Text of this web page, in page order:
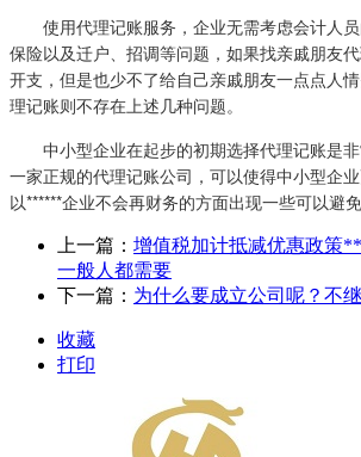
使用代理记账服务，企业无需考虑会计人
保险以及迁户、招调等问题，如果找亲戚朋友
开支，但是也少不了给自己亲戚朋友一点点人
理记账则不存在上述几种问题。
中小型企业在起步的初期选择代理记账是
一家正规的代理记账公司，可以使得中小型企
以******企业不会再财务的方面出现一些可以避免
上一篇： 增值税加计抵减优惠政策
一般人都需要
下一篇： 为什么要成立公司呢？不
收藏
打印